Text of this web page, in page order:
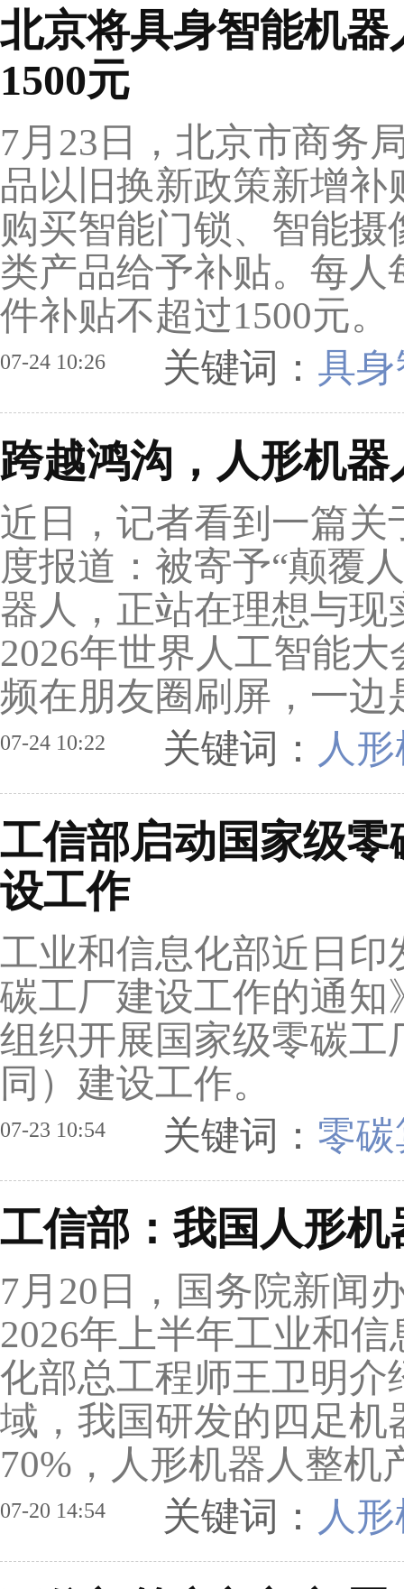
北京将具身智能机
1500元
7月23日，北京市商务
品以旧换新政策新增
购买智能门锁、智能
类产品给予补贴。每
件补贴不超过1500元。
07-24 10:26 关键词： 具
跨越鸿沟，人形机
近日，记者看到一篇
度报道：被寄予“颠覆
器人，正站在理想与
2026年世界人工智能
频在朋友圈刷屏，一边
07-24 10:22 关键词： 人
工信部启动国家级
设工作
工业和信息化部近日
碳工厂建设工作的通
组织开展国家级零碳
同）建设工作。
07-23 10:54 关键词： 零
工信部：我国人形
7月20日，国务院新闻
2026年上半年工业和
化部总工程师王卫明
域，我国研发的四足
70%，人形机器人整机
07-20 14:54 关键词： 人